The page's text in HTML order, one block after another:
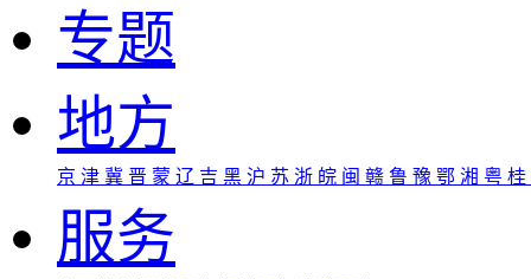
专题
地方
京 津 冀 晋 蒙 辽 吉 黑 沪 苏 浙 皖 闽 赣 鲁 豫 鄂 湘 粤 桂
服务